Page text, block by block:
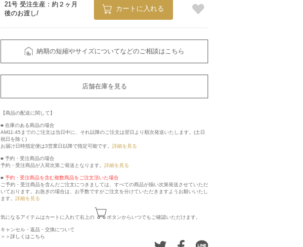
21号 受注生産：約２ヶ月
後のお渡し
カートに入れる
納期の短縮やサイズについてなどのご相談はこちら
店舗在庫を見る
【商品の配送に関して】
■ 在庫のある商品の場合
AM11:45までのご注文は当日中に、それ以降のご注文は翌日より順次発送いたします。(土日
祝日を除く)
お届け日時指定便は3営業日以降で指定可能です。 詳細を見る
■ 予約・受注商品の場合
予約・受注商品が入荷次第ご発送となります。 詳細を見る
■ 予約・受注商品を含む複数商品をご注文頂いた場合
ご予約・受注商品を含んだご注文につきましては、すべての商品が揃い次第発送させていただ
いております。お急ぎの場合は、お手数ですがご注文を分けていただきますようお願いいたし
ます。 詳細を見る
気になるアイテムはカートに入れて右上の ボタンからいつでもご確認いただけます。
キャンセル・返品・交換について
＞＞詳しくはこちら